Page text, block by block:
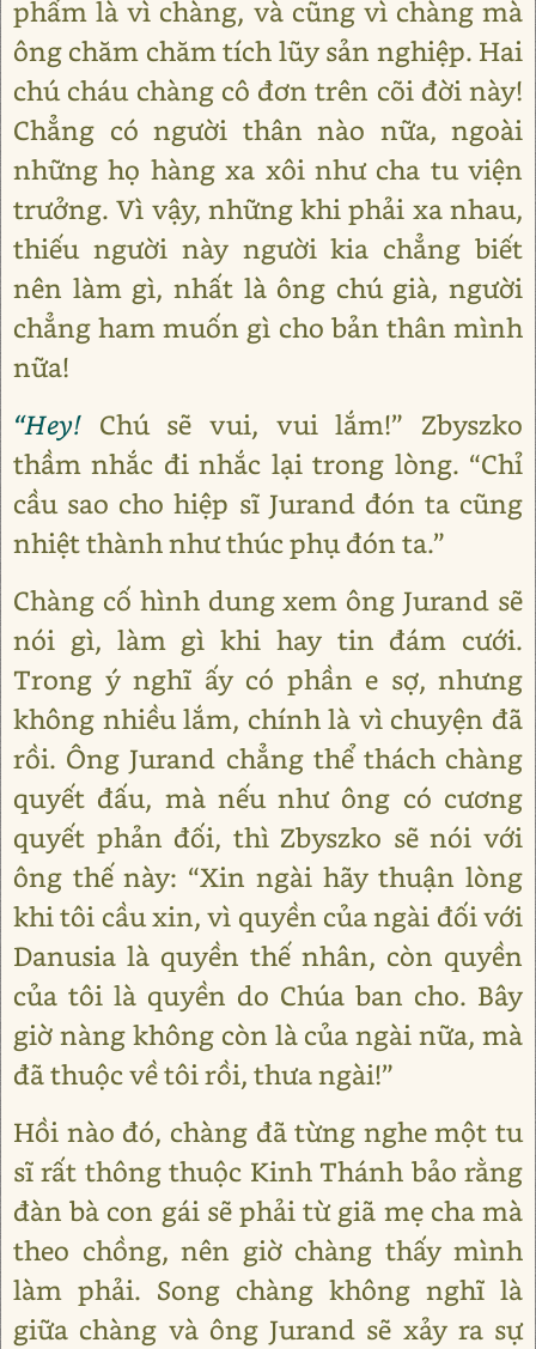
phẩm là vì chàng, và cũng vì chàng mà
ông chăm chăm tích lũy sản nghiệp. Hai
chú cháu chàng cô đơn trên cõi đời này!
Chẳng có người thân nào nữa, ngoài
những họ hàng xa xôi như cha tu viện
trưởng. Vì vậy, những khi phải xa nhau,
thiếu người này người kia chẳng biết
nên làm gì, nhất là ông chú già, người
chẳng ham muốn gì cho bản thân mình
nữa!
“Hey! Chú sẽ vui, vui lắm!” Zbyszko
thầm nhắc đi nhắc lại trong lòng. “Chỉ
cầu sao cho hiệp sĩ Jurand đón ta cũng
nhiệt thành như thúc phụ đón ta.”
Chàng cố hình dung xem ông Jurand sẽ
nói gì, làm gì khi hay tin đám cưới.
Trong ý nghĩ ấy có phần e sợ, nhưng
không nhiều lắm, chính là vì chuyện đã
rồi. Ông Jurand chẳng thể thách chàng
quyết đấu, mà nếu như ông có cương
quyết phản đối, thì Zbyszko sẽ nói với
ông thế này: “Xin ngài hãy thuận lòng
khi tôi cầu xin, vì quyền của ngài đối với
Danusia là quyền thế nhân, còn quyền
của tôi là quyền do Chúa ban cho. Bây
giờ nàng không còn là của ngài nữa, mà
đã thuộc về tôi rồi, thưa ngài!”
Hồi nào đó, chàng đã từng nghe một tu
sĩ rất thông thuộc Kinh Thánh bảo rằng
đàn bà con gái sẽ phải từ giã mẹ cha mà
theo chồng, nên giờ chàng thấy mình
làm phải. Song chàng không nghĩ là
giữa chàng và ông Jurand sẽ xảy ra sự